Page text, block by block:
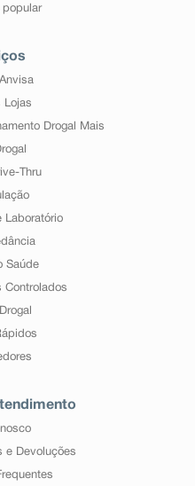
popular
Lojas
Drogal Mais
Thru
Laboratório
Saúde
Controlados
e Devoluções